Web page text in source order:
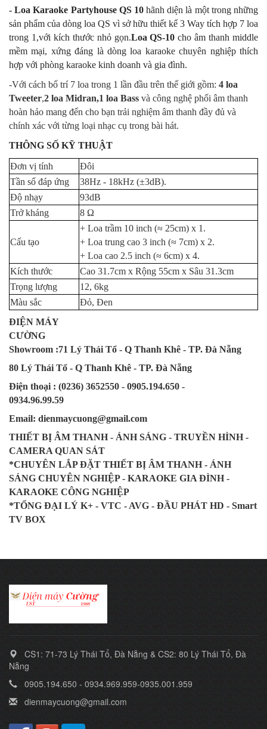
- Loa Karaoke Partyhouse QS 10hãnh diện là một trong những
sản phẩm của dòng loa QS vì sở hữu thiết kế 3 Way tích hợp 7 loa
trong 1,với kích thước nhỏ gọn.Loa QS-10 cho âm thanh middle
mềm mại, xứng đáng là dòng loa karaoke chuyên nghiệp thích
hợp với phòng karaoke kinh doanh và gia đình.
-Với cách bố trí 7 loa trong 1 lần đầu trên thế giới gồm: 4 loa
Tweeter,2 loa Midran,1 loa Bass và công nghệ phối âm thanh
hoàn hảo mang đến cho bạn trải nghiệm âm thanh đầy đủ và
chính xác với từng loại nhạc cụ trong bài hát.
THÔNG SỐ KỸ THUẬT
Đơn vị tính
Đôi
Tần số đáp ứng
38Hz - 18kHz (±3dB).
Độ nhạy
93dB
Trở kháng
8 Ω
Cấu tạo
+ Loa trầm 10 inch (≈ 25cm) x 1.
+ Loa trung cao 3 inch (≈ 7cm) x 2.
+ Loa cao 2.5 inch (≈ 6cm) x 4.
Kích thước
Cao 31.7cm x Rộng 55cm x Sâu 31.3cm
Trọng lượng
12, 6kg
Màu sắc
Đỏ, Đen
ĐIỆN MÁY
CƯỜNG
Showroom :71 Lý Thái Tổ - Q Thanh Khê - TP. Đà Nẵng
80 Lý Thái Tổ - Q Thanh Khê - TP. Đà Nẵng
Điện thoại : (0236) 3652550 - 0905.194.650 -
0934.96.99.59
Email: dienmaycuong@gmail.com
THIẾT BỊ ÂM THANH - ÁNH SÁNG - TRUYỀN HÌNH -
CAMERA QUAN SÁT
*CHUYÊN LẮP ĐẶT THIẾT BỊ ÂM THANH - ÁNH
SÁNG CHUYÊN NGHIỆP - KARAOKE GIA ĐÌNH -
KARAOKE CÔNG NGHIỆP
*TỔNG ĐẠI LÝ K+ - VTC - AVG - ĐẦU PHÁT HD - Smart
TV BOX
CS1: 71-73 Lý Thái Tổ, Đà Nẵng & CS2: 80 Lý Thái Tổ, Đà
Nẵng
0905.194.650 - 0934.969.959-0935.001.959
dienmaycuong@gmail.com